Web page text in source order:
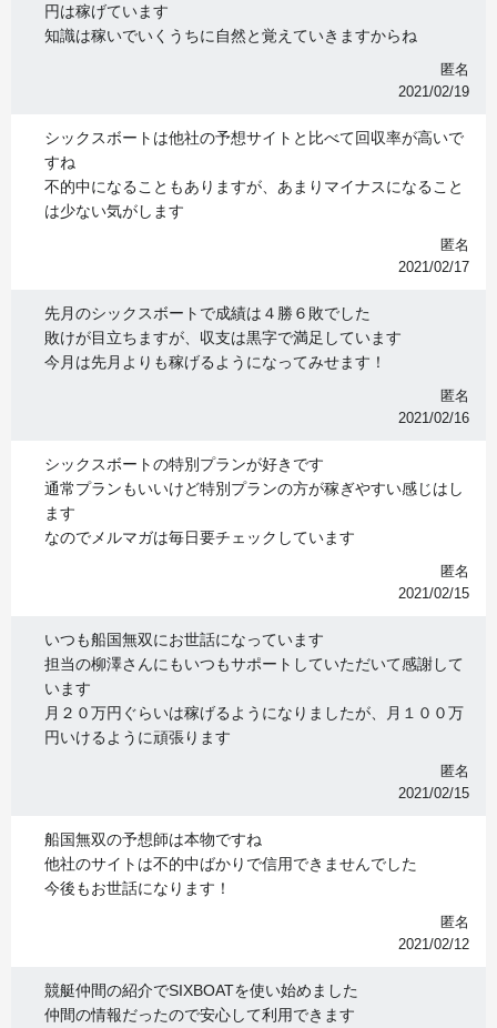
円は稼げています
知識は稼いでいくうちに自然と覚えていきますからね
匿名
2021/02/19
シックスボートは他社の予想サイトと比べて回収率が高いで
すね
不的中になることもありますが、あまりマイナスになること
は少ない気がします
匿名
2021/02/17
先月のシックスボートで成績は４勝６敗でした
敗けが目立ちますが、収支は黒字で満足しています
今月は先月よりも稼げるようになってみせます！
匿名
2021/02/16
シックスボートの特別プランが好きです
通常プランもいいけど特別プランの方が稼ぎやすい感じはし
ます
なのでメルマガは毎日要チェックしています
匿名
2021/02/15
いつも船国無双にお世話になっています
担当の柳澤さんにもいつもサポートしていただいて感謝して
います
月２０万円ぐらいは稼げるようになりましたが、月１００万
円いけるように頑張ります
匿名
2021/02/15
船国無双の予想師は本物ですね
他社のサイトは不的中ばかりで信用できませんでした
今後もお世話になります！
匿名
2021/02/12
競艇仲間の紹介でSIXBOATを使い始めました
仲間の情報だったので安心して利用できます